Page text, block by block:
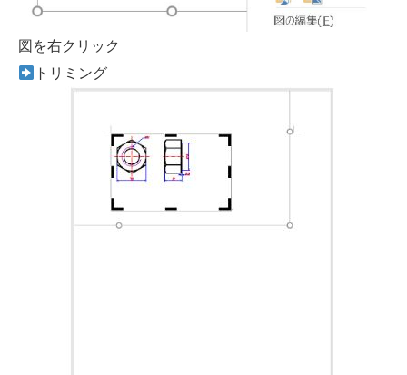
図を右クリック
トリミング